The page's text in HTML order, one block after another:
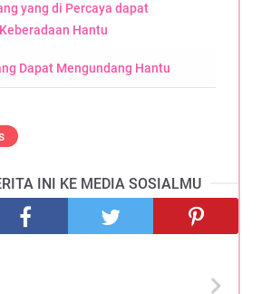
yang di Percaya dapat
Hantu
Dapat Mengundang Hantu
INI KE MEDIA SOSIALMU
chevron_right